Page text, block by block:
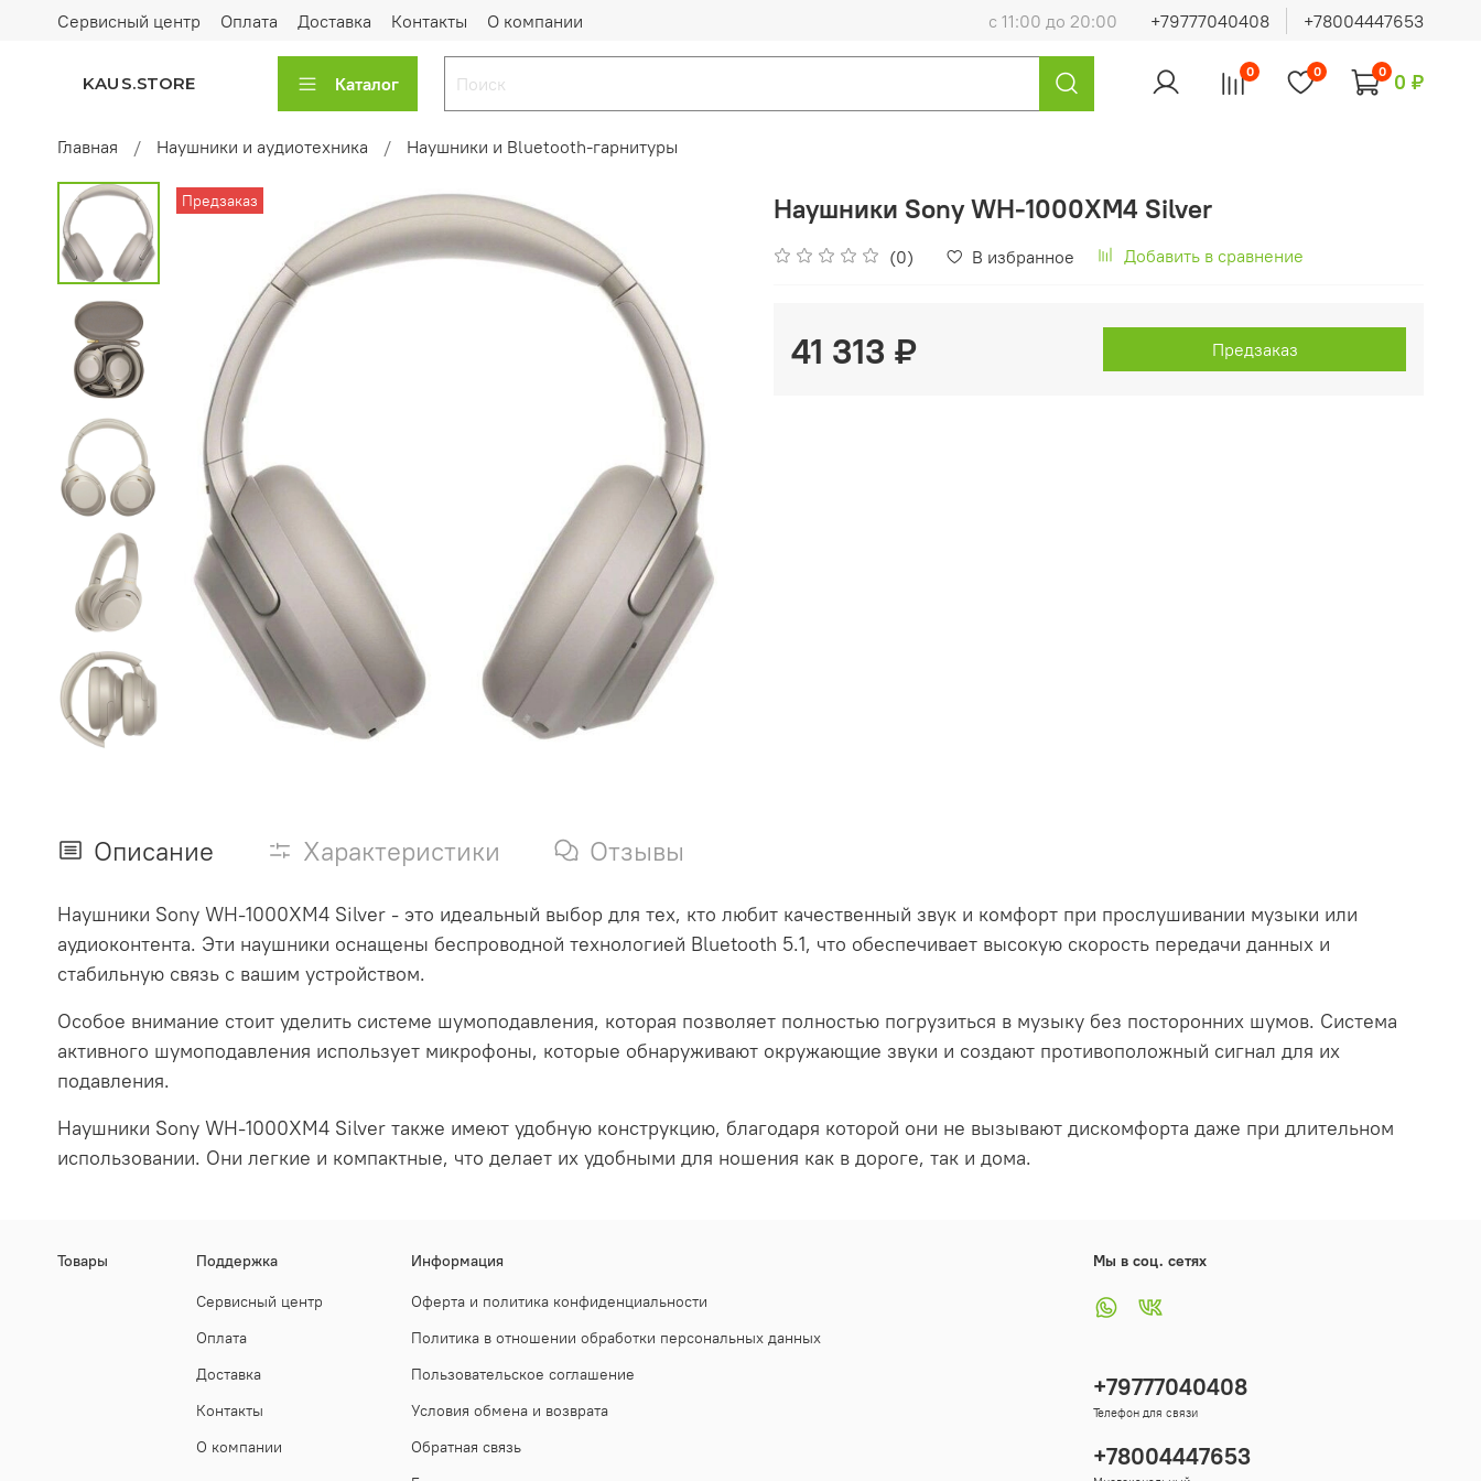
Сервисный центр Оплата Доставка Контакты О компании с 11:00 до 20:00 +79777040408 +78004447653
KAUS.STORE Каталог
0 0 0 0 ₽
Главная Наушники и аудиотехника Наушники и Bluetooth-гарнитуры
Предзаказ Наушники Sony WH-1000XM4 Silver
(0) В избранное Добавить в сравнение
41 313 ₽ Предзаказ
Описание Характеристики Отзывы
Наушники Sony WH-1000XM4 Silver - это идеальный выбор для тех, кто любит качественный звук и комфорт при прослушивании музыки или
аудиоконтента. Эти наушники оснащены беспроводной технологией Bluetooth 5.1, что обеспечивает высокую скорость передачи данных и
стабильную связь с вашим устройством.
Особое внимание стоит уделить системе шумоподавления, которая позволяет полностью погрузиться в музыку без посторонних шумов. Система
активного шумоподавления использует микрофоны, которые обнаруживают окружающие звуки и создают противоположный сигнал для их
подавления.
Наушники Sony WH-1000XM4 Silver также имеют удобную конструкцию, благодаря которой они не вызывают дискомфорта даже при длительном
использовании. Они легкие и компактные, что делает их удобными для ношения как в дороге, так и дома.
Товары Поддержка
Сервисный центр
Оплата
Доставка
Контакты
О компании
Информация
Оферта и политика конфиденциальности
Политика в отношении обработки персональных данных
Пользовательское соглашение
Условия обмена и возврата
Обратная связь
Мы в соц. сетях
+79777040408
Телефон для связи
+78004447653